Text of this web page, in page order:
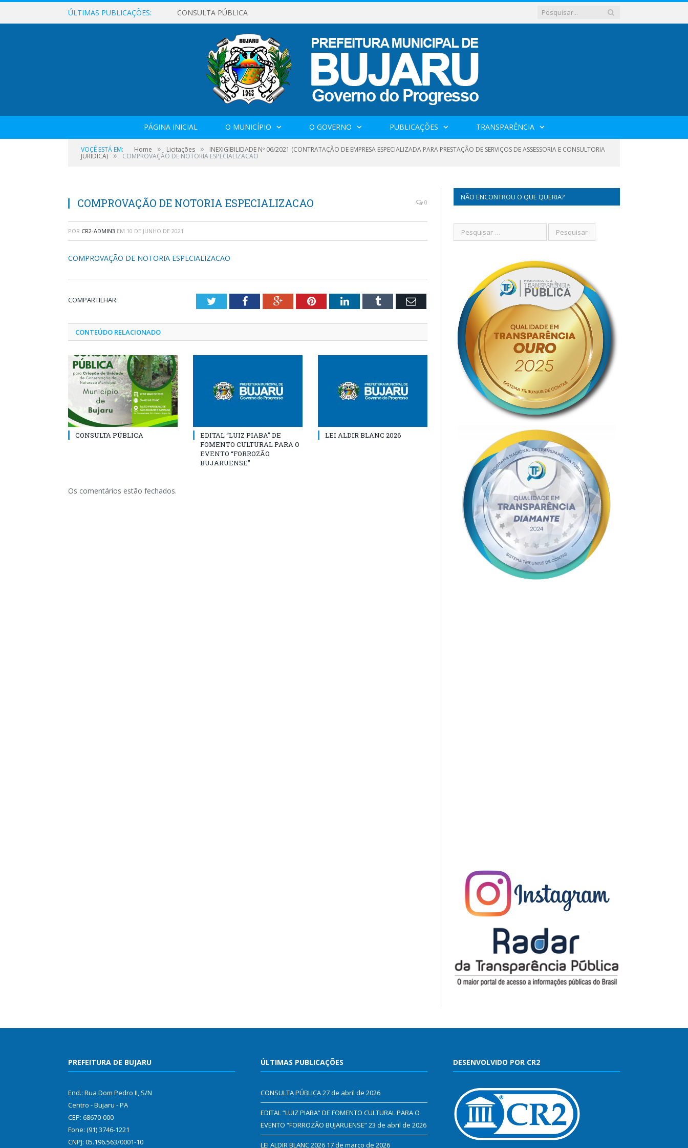
ÚLTIMAS PUBLICAÇÕES: CONSULTA PÚBLICA
PÁGINA INICIAL O MUNICÍPIO O GOVERNO PUBLICAÇÕES TRANSPARÊNCIA
VOCÊ ESTÁ EM: Home » Licitações » INEXIGIBILIDADE Nº 06/2021 (CONTRATAÇÃO DE EMPRESA ESPECIALIZADA PARA PRESTAÇÃO DE SERVIÇOS DE ASSESSORIA E CONSULTORIA
JURÍDICA) » COMPROVAÇÃO DE NOTORIA ESPECIALIZACAO
COMPROVAÇÃO DE NOTORIA ESPECIALIZACAO 0
POR CR2-ADMIN3 EM 10 DE JUNHO DE 2021
COMPROVAÇÃO DE NOTORIA ESPECIALIZACAO
COMPARTILHAR: TwitterFacebookGoogle+PinterestLinkedInTumblr Email
CONTEÚDO RELACIONADO
CONSULTA PÚBLICA
EDITAL “LUIZ PIABA” DE
FOMENTO CULTURAL PARA O
EVENTO “FORROZÃO
BUJARUENSE”
LEI ALDIR BLANC 2026
Os comentários estão fechados.
NÃO ENCONTROU O QUE QUERIA?
PREFEITURA DE BUJARU
End.: Rua Dom Pedro II, S/N
Centro - Bujaru - PA
CEP: 68670-000
Fone: (91) 3746-1221
CNPJ: 05.196.563/0001-10
ÚLTIMAS PUBLICAÇÕES
CONSULTA PÚBLICA27 de abril de 2026
EDITAL “LUIZ PIABA” DE FOMENTO CULTURAL PARA O
EVENTO “FORROZÃO BUJARUENSE”23 de abril de 2026
LEI ALDIR BLANC 2026 17 de março de 2026
DESENVOLVIDO POR CR2